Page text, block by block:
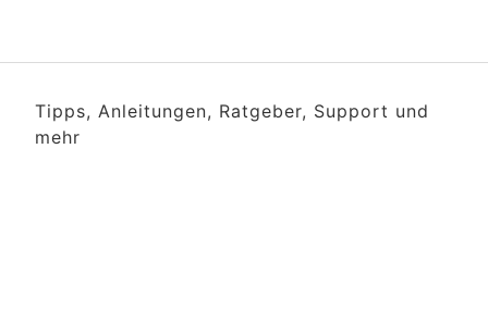
Tipps, Anleitungen, Ratgeber, Support und
mehr